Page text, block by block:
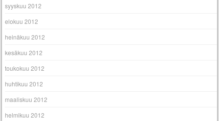
syyskuu 2012
elokuu 2012
heinäkuu 2012
kesäkuu 2012
toukokuu 2012
huhtikuu 2012
maaliskuu 2012
helmikuu 2012